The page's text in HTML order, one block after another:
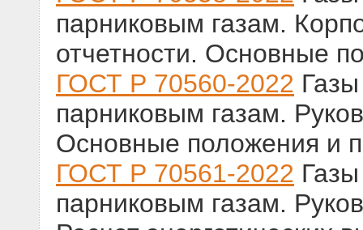
парниковым газам.
отчетности. Основные
ГОСТ Р 70560-2022
парниковым газам.
Основные положения и
ГОСТ Р 70561-2022
парниковым газам.